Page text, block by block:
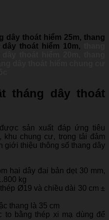
dây thoát hiểm 25m, thang
thoát hiểm 10m,
tháng dây thoát
được sản xuất đáp ứng tiêu
khu chung cư, trọng tải đảm
giới thiệu thông số thang dây
hai dây đai bản dẹt 30 mm,
kg
Ø19 và chiều dài 30 cm ±
thang là 35 cm
to bằng thép xi mạ dùng để